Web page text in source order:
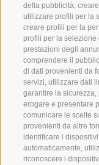
della pubblicità,
utilizzare profili per la
creare profili per la
profili per la selezione
prestazioni degli
comprendere il
di dati provenienti da
servizi, utilizzare dati
garantire la sicurezza,
erogare e presentare
comunicare le scelte
provenienti da altre
identificare i
automaticamente,
riconoscere i
S. Martino 10a I-39030
Sempre
NEWSLETTER